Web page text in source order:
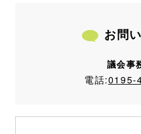
お問
議会事
電話:0195-